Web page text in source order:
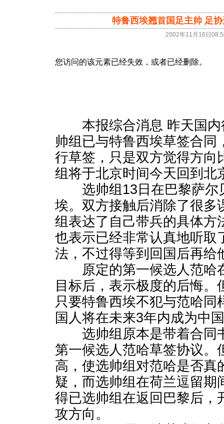
特鲁西埃翘首国足主帅 足
2002年11月16日
本报综合消息 昨天国内
帅组已与特鲁西埃草签合同
行草签，只是双方觉得方向
组将于北京时间今天回到北
选帅组13日在巴黎萨尔
埃。双方接触后消除了很多
组表达了自己带兵的具体方
也表示已经非常认真地听取
法，不过得等到回国后再给
原定的第一候选人范哈
目标后，表示极度的后悔。
只要特鲁西埃不犯与范哈同
国人将在未来3年内成为中
选帅组原本是带着合同
第一候选人范哈草签协议。
高，使选帅组对范哈是否真
疑，而选帅组在荷兰逗留期
得已选帅组在返回巴黎后，
攻方向。